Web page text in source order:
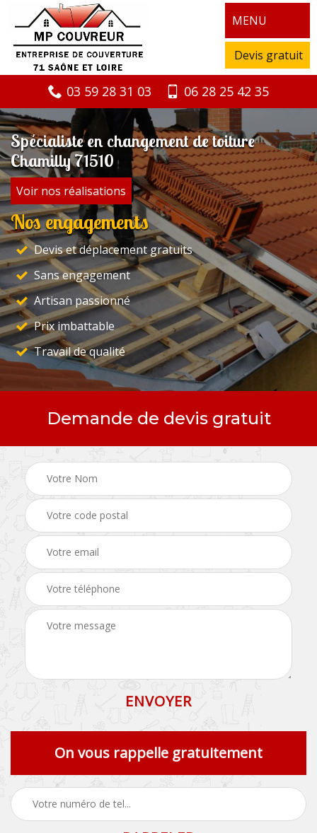
MENU
Devis gratuit
03 59 28 31 03 06 28 25 42 35
Spécialiste en changement de toiture
Chamilly 71510
Voir nos réalisations
Nos engagements
Devis et déplacement gratuits
Sans engagement
Artisan passionné
Prix imbattable
Travail de qualité
Demande de devis gratuit
On vous rappelle gratuitement